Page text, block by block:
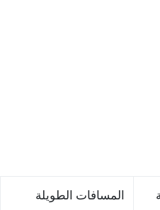
المسافات الطويلة